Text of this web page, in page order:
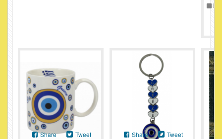
Share Tweet Share Tweet